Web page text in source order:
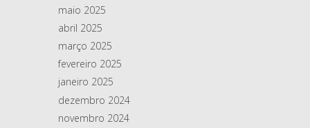
maio 2025
abril 2025
março 2025
fevereiro 2025
janeiro 2025
dezembro 2024
novembro 2024